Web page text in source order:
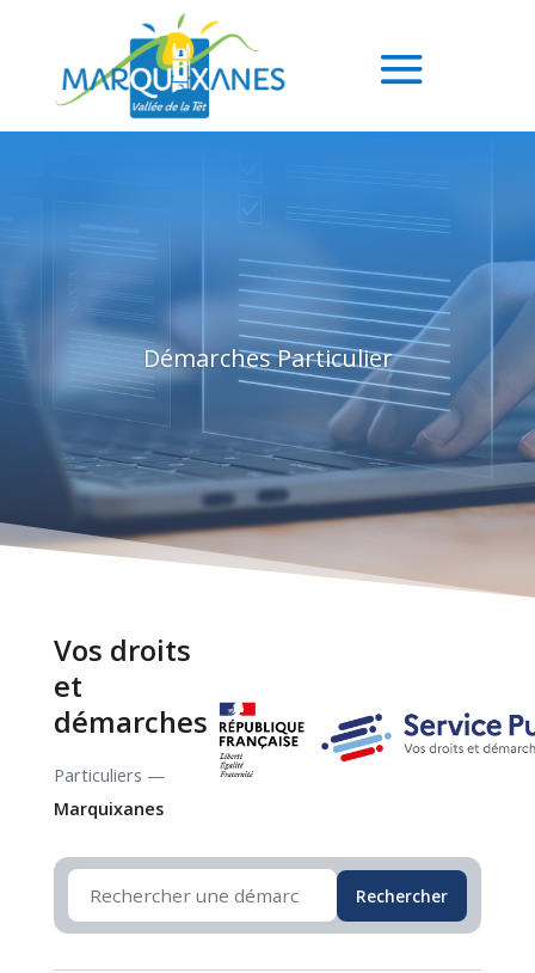
Démarches Particulier
Vos droits
et
démarches
Particuliers —
Marquixanes
Rechercher